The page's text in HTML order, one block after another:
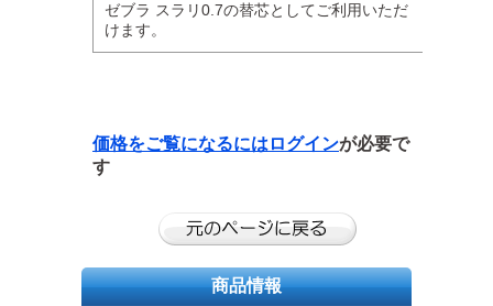
ゼブラ スラリ0.7の替芯としてご利用いただ
けます。
価格をご覧になるには ログインが必要で
す
商品情報